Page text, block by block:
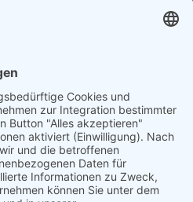
Linkedin
YouTube